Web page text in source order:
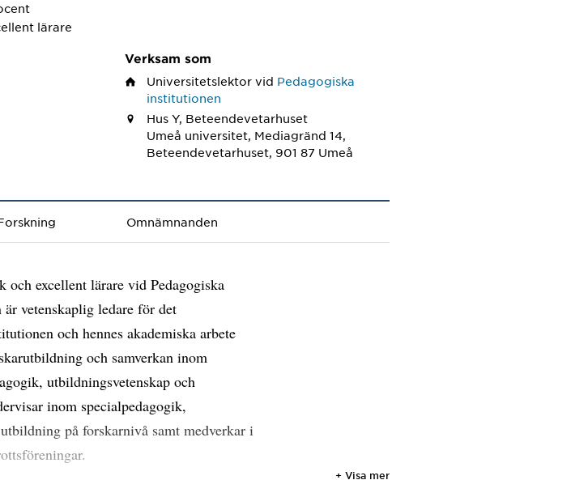
lärare
Verksam som
Universitetslektor vid Pedagogiska
institutionen
Hus Y, Beteendevetarhuset
Umeå universitet, Mediagränd 14,
Beteendevetarhuset, 901 87 Umeå
Omnämnanden
excellent lärare vid Pedagogiska
vetenskaplig ledare för det
och hennes akademiska arbete
och samverkan inom
utbildningsvetenskap och
inom specialpedagogik,
på forskarnivå samt medverkar i
+ Visa mer